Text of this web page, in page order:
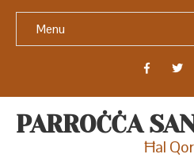
Menu
PARROĊĊA
Ħal